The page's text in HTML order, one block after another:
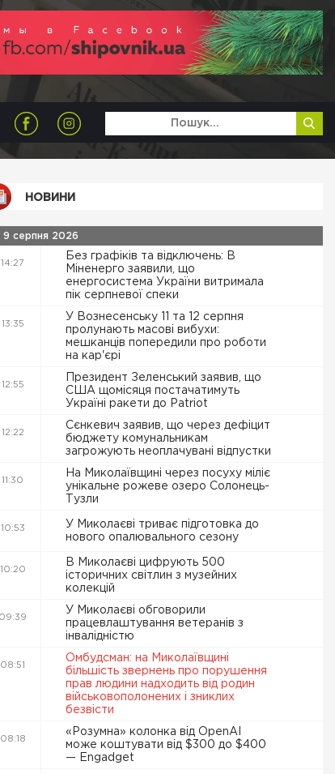
НОВИНИ
9 серпня 2026
14:27
Без графіків та відключень: В
Міненерго заявили, що
енергосистема України витримала
пік серпневої спеки
13:35
У Вознесенську 11 та 12 серпня
пролунають масові вибухи:
мешканців попередили про роботи
на кар'єрі
12:55
Президент Зеленський заявив, що
США щомісяця постачатимуть
Україні ракети до Patriot
12:22
Сєнкевич заявив, що через дефіцит
бюджету комунальникам
загрожують неоплачувані відпустки
11:30
На Миколаївщині через посуху міліє
унікальне рожеве озеро Солонець-
Тузли
10:53
У Миколаєві триває підготовка до
нового опалювального сезону
10:20
В Миколаєві цифрують 500
історичних світлин з музейних
колекцій
09:39
У Миколаєві обговорили
працевлаштування ветеранів з
інвалідністю
08:51
Омбудсман: на Миколаївщині
більшість звернень про порушення
прав людини надходить від родин
військовополонених і зниклих
безвісти
08:18
«Розумна» колонка від OpenAI
може коштувати від $300 до $400
— Engadget